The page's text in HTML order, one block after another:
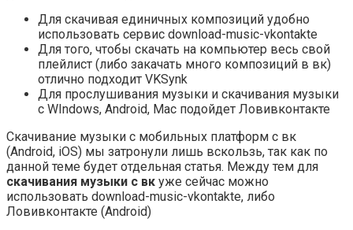
Для скачивая единичных композиций удобно
использовать сервис download-music-vkontakte
Для того, чтобы скачать на компьютер весь свой
плейлист (либо закачать много композиций в вк)
отлично подходит VKSynk
Для прослушивания музыки и скачивания музыки
с WIndows, Android, Mac подойдет Ловивконтакте
Скачивание музыки с мобильных платформ с вк
(Android, iOS) мы затронули лишь вскользь, так как по
данной теме будет отдельная статья. Между тем для
скачивания музыки с вк уже сейчас можно
использовать download-music-vkontakte, либо
Ловивконтакте (Android)